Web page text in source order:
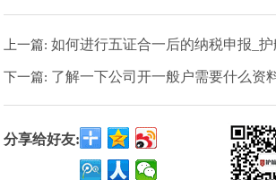
上一篇: 如何进行五证合一后的纳税申报_
下一篇: 了解一下公司开一般户需要什么资
分享给好友: